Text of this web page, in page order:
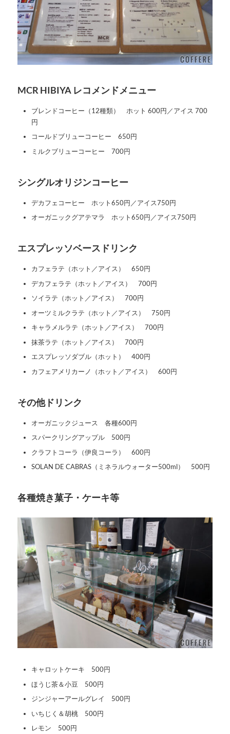
MCR HIBIYA レコメンドメニュー
ブレンドコーヒー（12種類） ホット 600円／アイス 700
円
コールドブリューコーヒー 650円
ミルクブリューコーヒー 700円
シングルオリジンコーヒー
デカフェコーヒー ホット650円／アイス750円
オーガニックグアテマラ ホット650円／アイス750円
エスプレッソベースドリンク
カフェラテ（ホット／アイス） 650円
デカフェラテ（ホット／アイス） 700円
ソイラテ（ホット／アイス） 700円
オーツミルクラテ（ホット／アイス） 750円
キャラメルラテ（ホット／アイス） 700円
抹茶ラテ（ホット／アイス） 700円
エスプレッソダブル（ホット） 400円
カフェアメリカーノ（ホット／アイス） 600円
その他ドリンク
オーガニックジュース 各種600円
スパークリングアップル 500円
クラフトコーラ（伊良コーラ） 600円
SOLAN DE CABRAS（ミネラルウォーター500ml） 500円
各種焼き菓子・ケーキ等
キャロットケーキ 500円
ほうじ茶＆小豆 500円
ジンジャーアールグレイ 500円
いちじく＆胡桃 500円
レモン 500円